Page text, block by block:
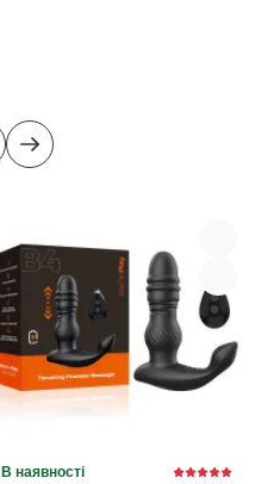
В наявності